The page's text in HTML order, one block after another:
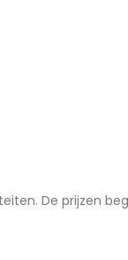
De prijzen